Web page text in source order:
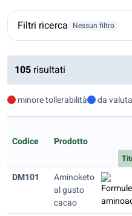
Filtri ricerca Nessun filtro
105 risultati
minore tollerabilità da
Codice Prodotto
DM101
Aminoketo
al gusto
cacao